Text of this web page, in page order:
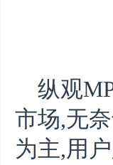
纵观
市场,无
为主,用